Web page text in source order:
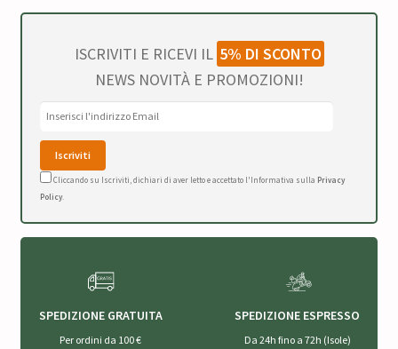
ISCRIVITI E RICEVI IL 5% DI SCONTO
NEWS NOVITÀ E PROMOZIONI!
Cliccando su Iscriviti, dichiari di aver letto e accettato l'Informativa sulla Privacy
Policy.
SPEDIZIONE GRATUITA
Per ordini da 100 €
SPEDIZIONE ESPRESSO
Da 24h fino a 72h (Isole)